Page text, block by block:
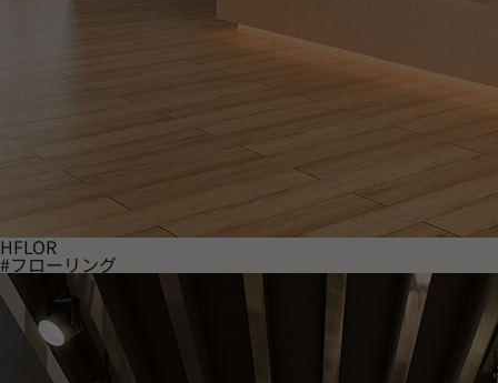
HFLOR
#フローリング